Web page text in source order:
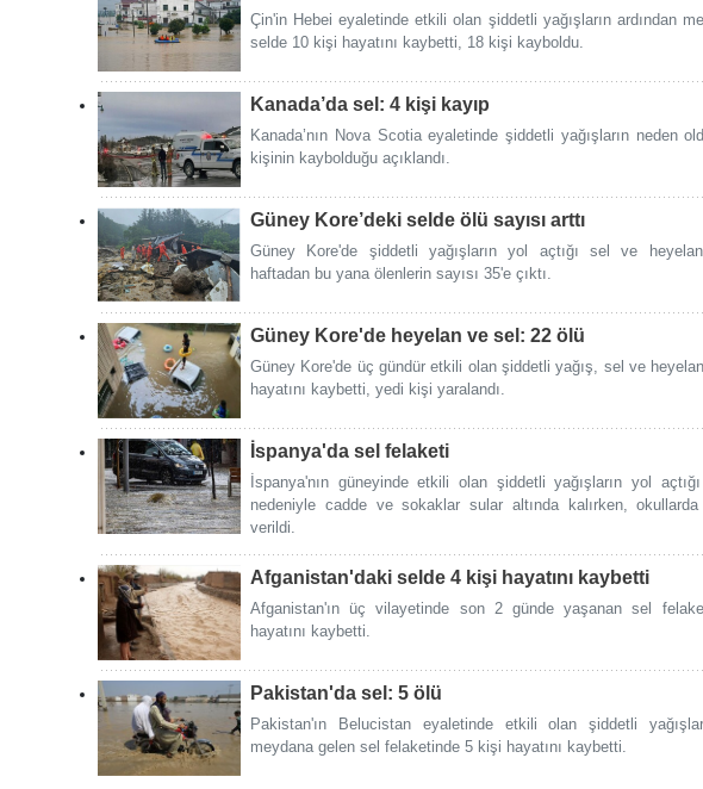
Çin'in Hebei eyaletinde etkili olan şiddetli yağışların ardından
selde 10 kişi hayatını kaybetti, 18 kişi kayboldu.
Kanada’da sel: 4 kişi kayıp
Kanada’nın Nova Scotia eyaletinde şiddetli yağışların neden
kişinin kaybolduğu açıklandı.
Güney Kore’deki selde ölü sayısı arttı
Güney Kore'de şiddetli yağışların yol açtığı sel ve
haftadan bu yana ölenlerin sayısı 35'e çıktı.
Güney Kore'de heyelan ve sel: 22 ölü
Güney Kore'de üç gündür etkili olan şiddetli yağış, sel ve
hayatını kaybetti, yedi kişi yaralandı.
İspanya'da sel felaketi
İspanya'nın güneyinde etkili olan şiddetli yağışların yol
nedeniyle cadde ve sokaklar sular altında kalırken,
verildi.
Afganistan'daki selde 4 kişi hayatını kaybetti
Afganistan'ın üç vilayetinde son 2 günde yaşanan sel
hayatını kaybetti.
Pakistan'da sel: 5 ölü
Pakistan'ın Belucistan eyaletinde etkili olan şiddetli
meydana gelen sel felaketinde 5 kişi hayatını kaybetti.